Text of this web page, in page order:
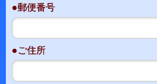
●郵便番号
●ご住所